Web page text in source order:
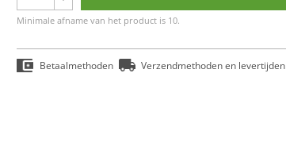
Minimale afname van het product is 10.
Betaalmethoden Verzendmethoden en levertijden